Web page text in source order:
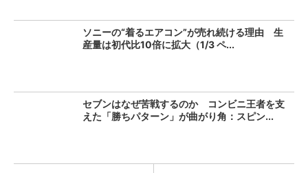
ソニーの“着るエアコン”が売れ続ける理由 生
産量は初代比10倍に拡大（1/3 ペ...
セブンはなぜ苦戦するのか コンビニ王者を支
えた「勝ちパターン」が曲がり角：スピン...